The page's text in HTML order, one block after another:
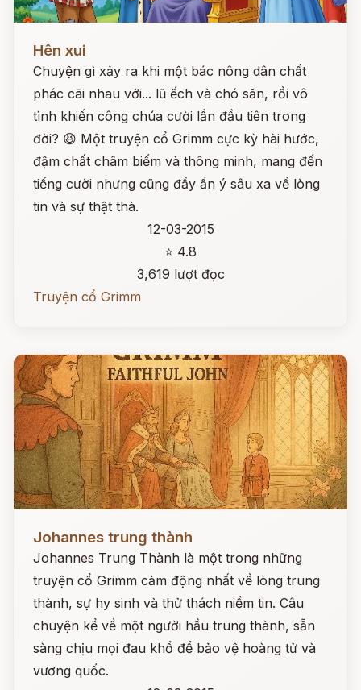
Hên xui
Chuyện gì xảy ra khi một bác nông dân chất
phác cãi nhau với... lũ ếch và chó săn, rồi vô
tình khiến công chúa cười lần đầu tiên trong
đời? 😆 Một truyện cổ Grimm cực kỳ hài hước,
đậm chất châm biếm và thông minh, mang đến
tiếng cười nhưng cũng đầy ẩn ý sâu xa về lòng
tin và sự thật thà.
12-03-2015
⭐ 4.8
3,619 lượt đọc
Truyện cổ Grimm
Johannes trung thành
Johannes Trung Thành là một trong những
truyện cổ Grimm cảm động nhất về lòng trung
thành, sự hy sinh và thử thách niềm tin. Câu
chuyện kể về một người hầu trung thành, sẵn
sàng chịu mọi đau khổ để bảo vệ hoàng tử và
vương quốc.